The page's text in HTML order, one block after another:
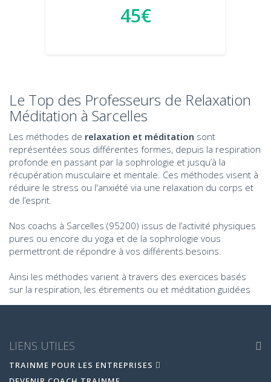
45€
Le Top des Professeurs de Relaxation
Méditation à Sarcelles
Les méthodes de relaxation et méditation sont
représentées sous différentes formes, depuis la respiration
profonde en passant par la sophrologie et jusqu’à la
récupération musculaire et mentale. Ces méthodes visent à
réduire le stress ou l'anxiété via une relaxation du corps et
de l’esprit.
Nos coachs à Sarcelles (95200) issus de l’activité physiques
pures ou encore du yoga et de la sophrologie vous
permettront de répondre à vos différents besoins.
Ainsi les méthodes varient à travers des exercices basés
sur la respiration, les étirements ou et méditation guidées
LIENS UTILES
TRAINME POUR LES ENTREPRISES